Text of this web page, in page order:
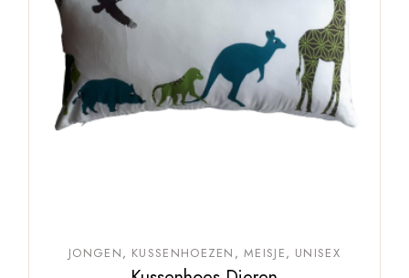
JONGEN KUSSENHOEZEN MEISJE UNISEX